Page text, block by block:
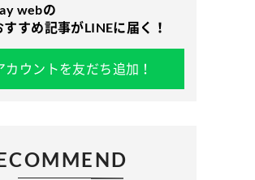
webの
すすめ記事がLINEに届く！
カウントを友だち追加！